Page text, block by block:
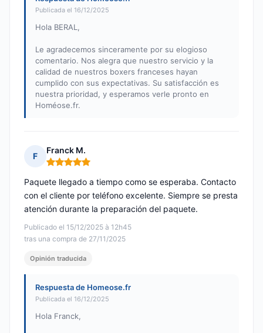
Publicada el 16/12/2025
Hola BERAL,
Le agradecemos sinceramente por su elogioso
comentario. Nos alegra que nuestro servicio y la
calidad de nuestros boxers franceses hayan
cumplido con sus expectativas. Su satisfacción es
nuestra prioridad, y esperamos verle pronto en
Homéose.fr.
F
Franck M.
Nota: 5 de 5
Publicado el 15/12/2025 à 12h45
tras una compra de 27/11/2025
Paquete llegado a tiempo como se esperaba. Contacto
con el cliente por teléfono excelente. Siempre se presta
atención durante la preparación del paquete.
Opinión traducida
Respuesta de Homeose.fr
Publicada el 16/12/2025
Hola Franck,